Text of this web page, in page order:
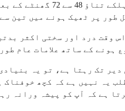
ٹائم لائن تناؤ کی شدت اور آپ اپنے جسم کے صحت یابی
طور پر ٹھیک ہونے میں تین
وقت درد اور سختی اکثر
کے ساتھ علامات عام
تک رہتا ہے، تو یہ
یہ نہیں ہے کہ کچھ خوفناک
ہے کہ آپ کو پیشہ ورانہ